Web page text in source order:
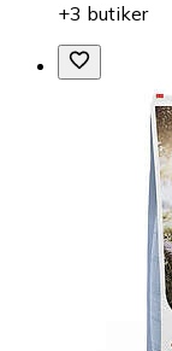
+3 butiker